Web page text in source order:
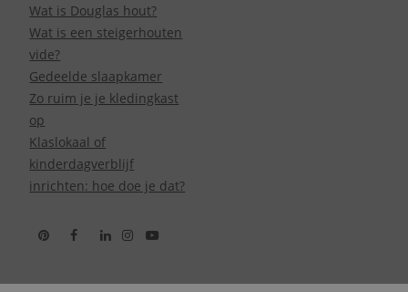
Wat is Douglas hout?
Wat is een steigerhouten
vide?
Gedeelde slaapkamer
Zo ruim je je kledingkast
op
Klaslokaal of
kinderdagverblijf
inrichten: hoe doe je dat?